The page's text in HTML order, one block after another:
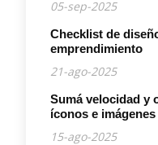
05-sep-2025
Checklist de
emprendimiento
21-ago-2025
Sumá velocidad y
íconos e
15-ago-2025